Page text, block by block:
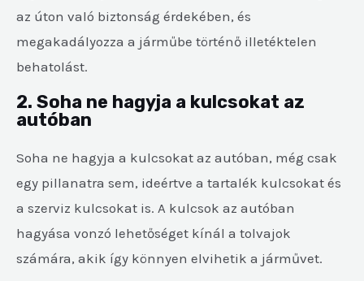
az úton való biztonság érdekében, és
megakadályozza a járműbe történő illetéktelen
behatolást.
2. Soha ne hagyja a kulcsokat az
autóban
Soha ne hagyja a kulcsokat az autóban, még csak
egy pillanatra sem, ideértve a tartalék kulcsokat és
a szerviz kulcsokat is. A kulcsok az autóban
hagyása vonzó lehetőséget kínál a tolvajok
számára, akik így könnyen elvihetik a járművet.